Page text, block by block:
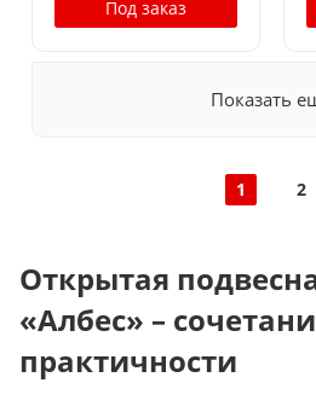
Под заказ
Показать
1 2
Открытая
«Албес» –
практичности